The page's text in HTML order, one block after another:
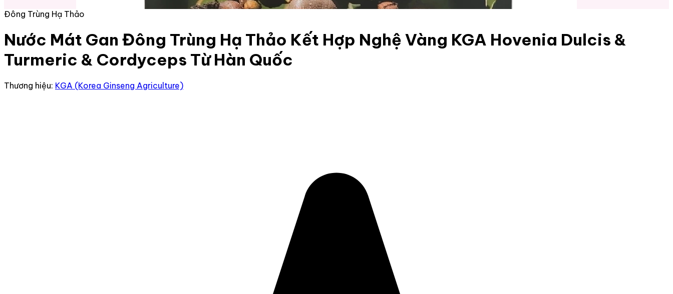
Đông Trùng Hạ Thảo
Nước Mát Gan Đông Trùng Hạ Thảo Kết Hợp Nghệ Vàng KGA Hovenia Dulcis &
Turmeric & Cordyceps Từ Hàn Quốc
Thương hiệu: KGA (Korea Ginseng Agriculture)